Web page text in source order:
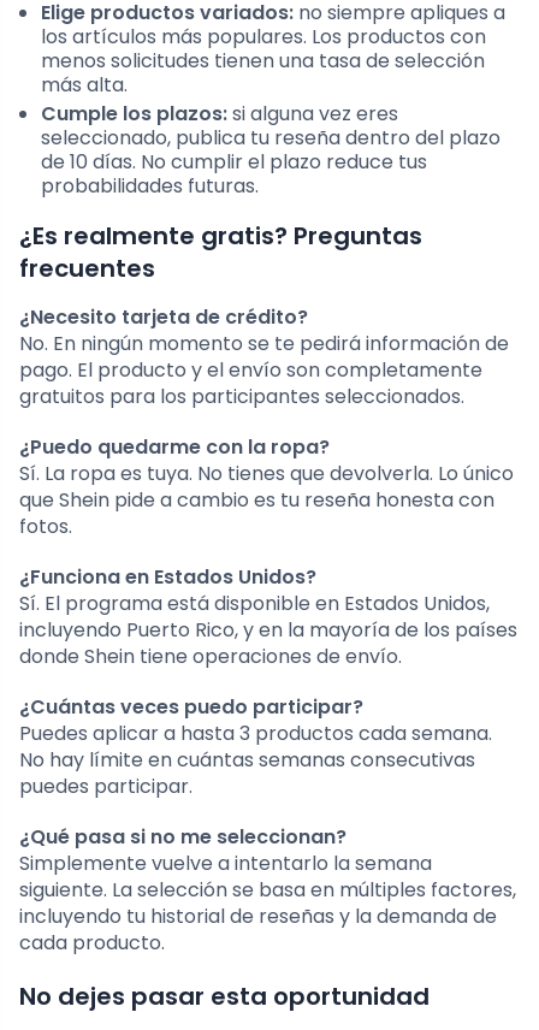
Elige productos variados: no siempre apliques a
los artículos más populares. Los productos con
menos solicitudes tienen una tasa de selección
más alta.
Cumple los plazos:si alguna vez eres
seleccionado, publica tu reseña dentro del plazo
de 10 días. No cumplir el plazo reduce tus
probabilidades futuras.
¿Es realmente gratis? Preguntas
frecuentes
¿Necesito tarjeta de crédito?
No. En ningún momento se te pedirá información de
pago. El producto y el envío son completamente
gratuitos para los participantes seleccionados.
¿Puedo quedarme con la ropa?
Sí. La ropa es tuya. No tienes que devolverla. Lo único
que Shein pide a cambio es tu reseña honesta con
fotos.
¿Funciona en Estados Unidos?
Sí. El programa está disponible en Estados Unidos,
incluyendo Puerto Rico, y en la mayoría de los países
donde Shein tiene operaciones de envío.
¿Cuántas veces puedo participar?
Puedes aplicar a hasta 3 productos cada semana.
No hay límite en cuántas semanas consecutivas
puedes participar.
¿Qué pasa si no me seleccionan?
Simplemente vuelve a intentarlo la semana
siguiente. La selección se basa en múltiples factores,
incluyendo tu historial de reseñas y la demanda de
cada producto.
No dejes pasar esta oportunidad